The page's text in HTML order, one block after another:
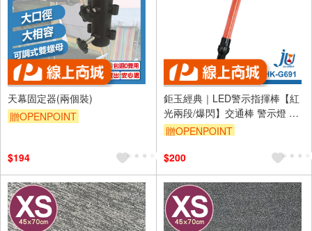
天幕固定器(兩個裝)
贈OPENPOINT
$194
鉅玉經典｜LED警示指揮棒【紅
光兩段/爆閃】交通棒 警示燈 施
工安全棒 露營必備 防滑吊繩 1號
贈OPENPOINT
$200